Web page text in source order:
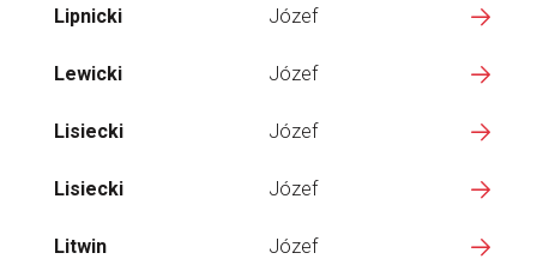
Lipnicki Józef
Lewicki Józef
Lisiecki Józef
Lisiecki Józef
Litwin Józef